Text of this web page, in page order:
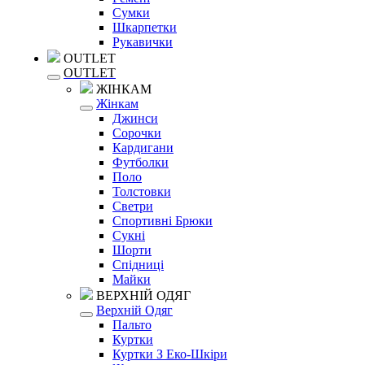
Сумки
Шкарпетки
Рукавички
OUTLET
OUTLET
ЖІНКАМ
Жінкам
Джинси
Сорочки
Кардигани
Футболки
Поло
Толстовки
Светри
Спортивні Брюки
Сукні
Шорти
Спідниці
Майки
ВЕРХНІЙ ОДЯГ
Верхній Одяг
Пальто
Куртки
Куртки З Еко-Шкіри